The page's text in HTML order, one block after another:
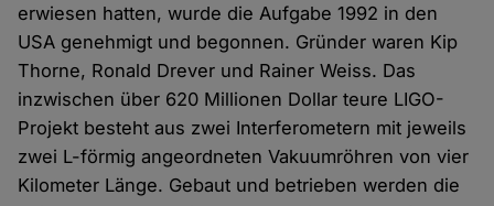
erwiesen hatten, wurde die Aufgabe 1992 in den
USA genehmigt und begonnen. Gründer waren Kip
Thorne, Ronald Drever und Rainer Weiss. Das
inzwischen über 620 Millionen Dollar teure LIGO-
Projekt besteht aus zwei Interferometern mit jeweils
zwei L-förmig angeordneten Vakuumröhren von vier
Kilometer Länge. Gebaut und betrieben werden die